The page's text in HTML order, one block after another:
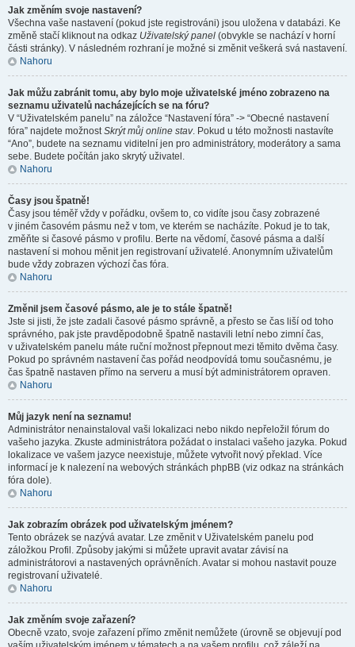
Jak změním svoje nastavení?
Všechna vaše nastavení (pokud jste registrováni) jsou uložena v databázi. Ke
změně stačí kliknout na odkaz Uživatelský panel (obvykle se nachází v horní
části stránky). V následném rozhraní je možné si změnit veškerá svá nastavení.
Nahoru
Jak můžu zabránit tomu, aby bylo moje uživatelské jméno zobrazeno na
seznamu uživatelů nacházejících se na fóru?
V “Uživatelském panelu” na záložce “Nastavení fóra” -> “Obecné nastavení
fóra” najdete možnostSkrýt můj online stav. Pokud u této možnosti nastavíte
“Ano”, budete na seznamu viditelní jen pro administrátory, moderátory a sama
sebe. Budete počítán jako skrytý uživatel.
Nahoru
Časy jsou špatně!
Časy jsou téměř vždy v pořádku, ovšem to, co vidíte jsou časy zobrazené
v jiném časovém pásmu než v tom, ve kterém se nacházíte. Pokud je to tak,
změňte si časové pásmo v profilu. Berte na vědomí, časové pásma a další
nastavení si mohou měnit jen registrovaní uživatelé. Anonymním uživatelům
bude vždy zobrazen výchozí čas fóra.
Nahoru
Změnil jsem časové pásmo, ale je to stále špatně!
Jste si jisti, že jste zadali časové pásmo správně, a přesto se čas liší od toho
správného, pak jste pravděpodobně špatně nastavili letní nebo zimní čas,
v uživatelském panelu máte ruční možnost přepnout mezi těmito dvěma časy.
Pokud po správném nastavení čas pořád neodpovídá tomu současnému, je
čas špatně nastaven přímo na serveru a musí být administrátorem opraven.
Nahoru
Můj jazyk není na seznamu!
Administrátor nenainstaloval vaši lokalizaci nebo nikdo nepřeložil fórum do
vašeho jazyka. Zkuste administrátora požádat o instalaci vašeho jazyka. Pokud
lokalizace ve vašem jazyce neexistuje, můžete vytvořit nový překlad. Více
informací je k nalezení na webových stránkách phpBB (viz odkaz na stránkách
fóra dole).
Nahoru
Jak zobrazím obrázek pod uživatelským jménem?
Tento obrázek se nazývá avatar. Lze změnit v Uživatelském panelu pod
záložkou Profil. Způsoby jakými si můžete upravit avatar závisí na
administrátorovi a nastavených oprávněních. Avatar si mohou nastavit pouze
registrovaní uživatelé.
Nahoru
Jak změním svoje zařazení?
Obecně vzato, svoje zařazení přímo změnit nemůžete (úrovně se objevují pod